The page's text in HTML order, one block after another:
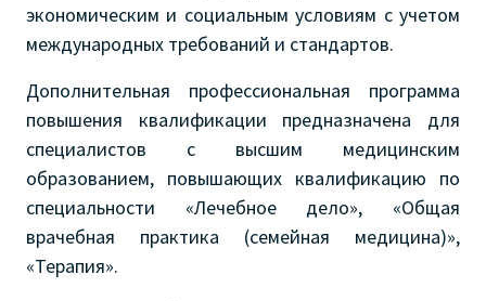
экономическим и социальным условиям с учетом
международных требований и стандартов.
Дополнительная профессиональная программа
повышения квалификации предназначена для
специалистов с высшим медицинским
образованием, повышающих квалификацию по
специальности «Лечебное дело», «Общая
врачебная практика (семейная медицина)»,
«Терапия».